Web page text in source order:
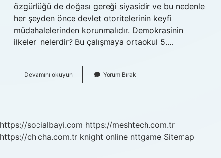
özgürlüğü de doğası gereği siyasidir ve bu nedenle
her şeyden önce devlet otoritelerinin keyfi
müdahalelerinden korunmalıdır. Demokrasinin
ilkeleri nelerdir? Bu çalışmaya ortaokul 5.…
Devamını okuyun Demokraside
Bireysel
Yorum Bırak
https://socialbayi.com https://meshtech.com.tr
https://chicha.com.tr knight online nttgame Sitemap